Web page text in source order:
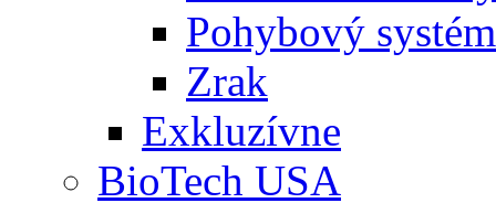
Pohybový systém
Zrak
Exkluzívne
BioTech USA